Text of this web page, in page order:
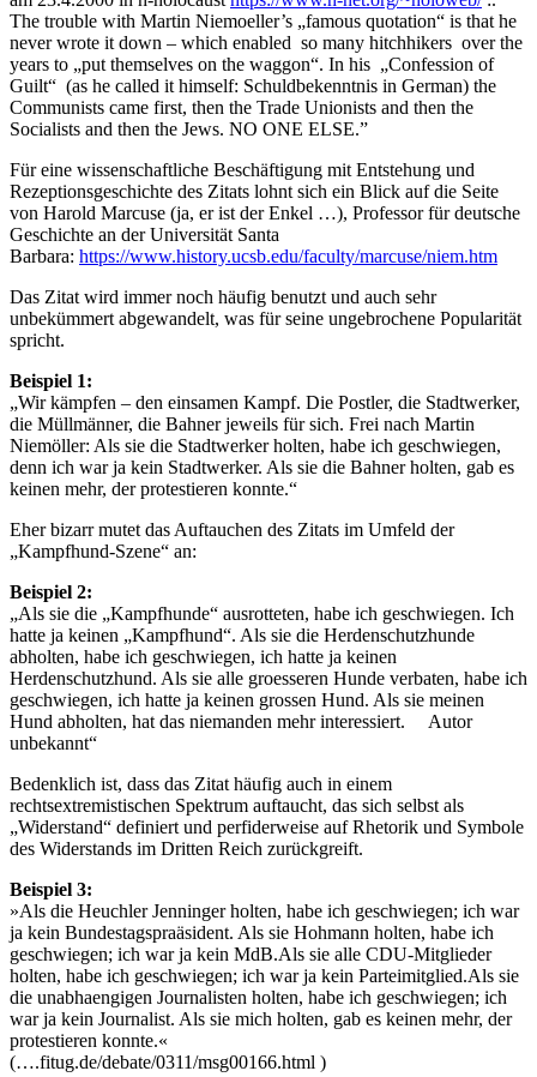
The trouble with Martin Niemoeller’s „famous quotation“ is that he
never wrote it down – which enabled so many hitchhikers over the
years to „put themselves on the waggon“. In his „Confession of
Guilt“ (as he called it himself: Schuldbekenntnis in German) the
Communists came first, then the Trade Unionists and then the
Socialists and then the Jews. NO ONE ELSE.”
Für eine wissenschaftliche Beschäftigung mit Entstehung und
Rezeptionsgeschichte des Zitats lohnt sich ein Blick auf die Seite
von Harold Marcuse (ja, er ist der Enkel …), Professor für deutsche
Geschichte an der Universität Santa
Barbara: https://www.history.ucsb.edu/faculty/marcuse/niem.htm
Das Zitat wird immer noch häufig benutzt und auch sehr
unbekümmert abgewandelt, was für seine ungebrochene Popularität
spricht.
Beispiel 1:
„Wir kämpfen – den einsamen Kampf. Die Postler, die Stadtwerker,
die Müllmänner, die Bahner jeweils für sich. Frei nach Martin
Niemöller: Als sie die Stadtwerker holten, habe ich geschwiegen,
denn ich war ja kein Stadtwerker. Als sie die Bahner holten, gab es
keinen mehr, der protestieren konnte.“
Eher bizarr mutet das Auftauchen des Zitats im Umfeld der
„Kampfhund-Szene“ an:
Beispiel 2:
„Als sie die „Kampfhunde“ ausrotteten, habe ich geschwiegen. Ich
hatte ja keinen „Kampfhund“. Als sie die Herdenschutzhunde
abholten, habe ich geschwiegen, ich hatte ja keinen
Herdenschutzhund. Als sie alle groesseren Hunde verbaten, habe ich
geschwiegen, ich hatte ja keinen grossen Hund. Als sie meinen
Hund abholten, hat das niemanden mehr interessiert. Autor
unbekannt“
Bedenklich ist, dass das Zitat häufig auch in einem
rechtsextremistischen Spektrum auftaucht, das sich selbst als
„Widerstand“ definiert und perfiderweise auf Rhetorik und Symbole
des Widerstands im Dritten Reich zurückgreift.
Beispiel 3:
»Als die Heuchler Jenninger holten, habe ich geschwiegen; ich war
ja kein Bundestagspraäsident. Als sie Hohmann holten, habe ich
geschwiegen; ich war ja kein MdB.Als sie alle CDU-Mitglieder
holten, habe ich geschwiegen; ich war ja kein Parteimitglied.Als sie
die unabhaengigen Journalisten holten, habe ich geschwiegen; ich
war ja kein Journalist. Als sie mich holten, gab es keinen mehr, der
protestieren konnte.«
(….fitug.de/debate/0311/msg00166.html )